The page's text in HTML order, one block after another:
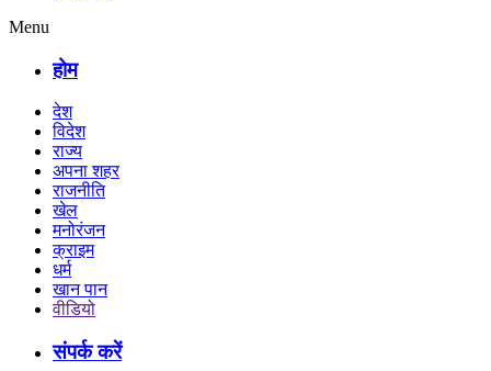
Menu
होम
देश
विदेश
राज्य
अपना शहर
राजनीति
खेल
मनोरंजन
क्राइम
धर्म
खान पान
वीडियो
संपर्क करें